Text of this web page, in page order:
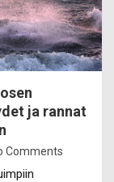
ja rannat
Comments